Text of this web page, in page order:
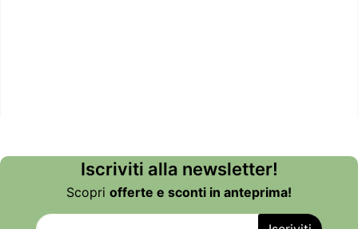
Iscriviti alla newsletter!
Scopri offerte e sconti in anteprima!